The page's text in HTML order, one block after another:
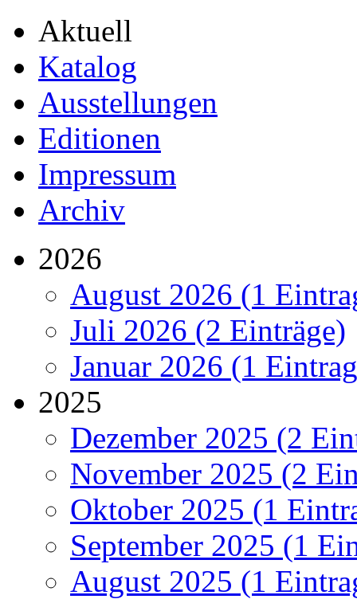
Aktuell
Katalog
Ausstellungen
Editionen
Impressum
Archiv
2026
August 2026 (1
Juli 2026 (2 Einträge)
Januar 2026 (1
2025
Dezember 2025 (2
November 2025 (2
Oktober 2025 (1
September 2025 (1
August 2025 (1